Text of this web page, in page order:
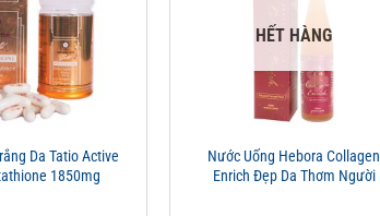
Da Tatio Active
1850mg
HẾT HÀNG
Nước Uống Hebora Collagen
Enrich Đẹp Da Thơm Người